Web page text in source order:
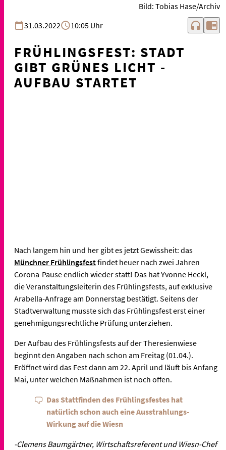
Bild: Tobias Hase/Archiv
31.03.2022
10:05 Uhr headphones chrome_reader_mode
FRÜHLINGSFEST: STADT
GIBT GRÜNES LICHT -
AUFBAU STARTET
Nach langem hin und her gibt es jetzt Gewissheit: das
Münchner Frühlingsfestfindet heuer nach zwei Jahren
Corona-Pause endlich wieder statt! Das hat Yvonne Heckl,
die Veranstaltungsleiterin des Frühlingsfests, auf exklusive
Arabella-Anfrage am Donnerstag bestätigt. Seitens der
Stadtverwaltung musste sich das Frühlingsfest erst einer
genehmigungsrechtliche Prüfung unterziehen.
Der Aufbau des Frühlingsfests auf der Theresienwiese
beginnt den Angaben nach schon am Freitag (01.04.).
Eröffnet wird das Fest dann am 22. April und läuft bis Anfang
Mai, unter welchen Maßnahmen ist noch offen.
Das Stattfinden des Frühlingsfestes hat
natürlich schon auch eine Ausstrahlungs-
Wirkung auf die Wiesn
-Clemens Baumgärtner, Wirtschaftsreferent und Wiesn-Chef